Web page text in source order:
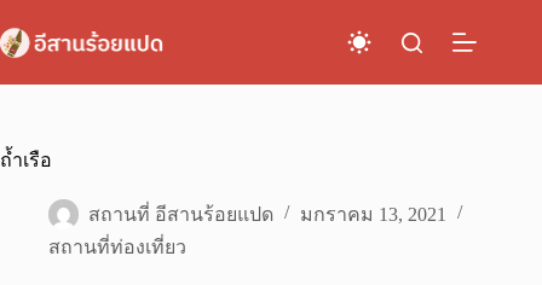
to
content
ถ้ำเรือ
สถานที่ อีสานร้อยแปด
มกราคม 13, 2021
สถานที่ท่องเที่ยว